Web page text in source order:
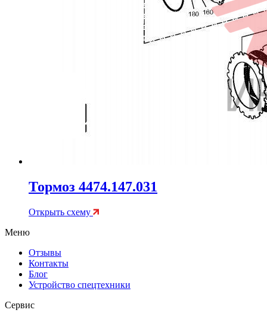
Тормоз 4474.147.031
Открыть схему
Меню
Отзывы
Контакты
Блог
Устройство спецтехники
Сервис